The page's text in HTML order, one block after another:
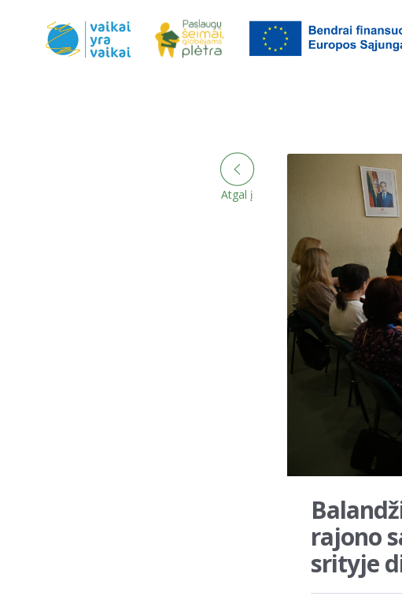
Atgal į
rajono
srityje